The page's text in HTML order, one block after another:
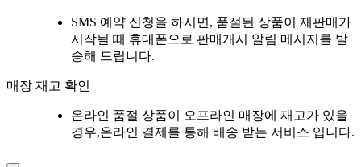
SMS 예약 신청을 하시면, 품절된 상품이 재판매가
시작될 때 휴대폰으로 판매개시 알림 메시지를 발
송해 드립니다.
매장 재고 확인
온라인 품절 상품이 오프라인 매장에 재고가 있을
경우,온라인 결제를 통해 배송 받는 서비스 입니다.